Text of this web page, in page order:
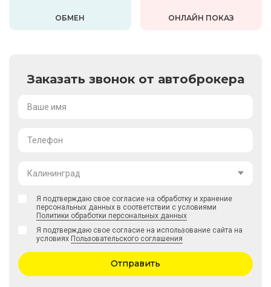
ОБМЕН ОНЛАЙН ПОКАЗ
Заказать звонок от автоброкера
Ваше имя
Телефон
Калининград
Я подтверждаю свое согласие на обработку и хранение
персональных данных в соответствии с условиями
Политики обработки персональных данных
Я подтверждаю свое согласие на использование сайта на
условиях Пользовательского соглашения
Отправить